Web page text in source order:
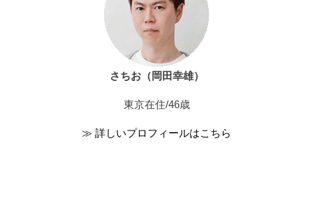
さちお（岡田幸雄）
東京在住/46歳
≫ 詳しいプロフィールはこちら